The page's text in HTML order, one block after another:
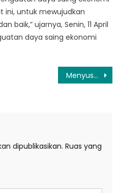
ini, untuk mewujudkan
baik,” ujarnya, Senin, 11 April
daya saing ekonomi
Menyusul Egy Maulana Vikri, Bek Timnas Indonesia U-19 Trial ke Eropa
dipublikasikan. Ruas yang